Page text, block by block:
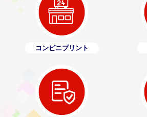
コンビニプリント